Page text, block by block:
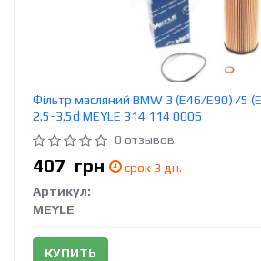
Фільтр масляний BMW 3 (E46/E90) /5
2.5-3.5d MEYLE 314 114 0006
0 отзывов
407 грн
срок 3 дн.
Артикул:
MEYLE
КУПИТЬ